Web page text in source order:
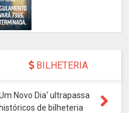
BILHETERIA
Novo Dia' ultrapassa
de bilheteria